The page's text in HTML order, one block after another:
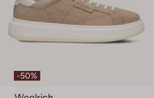
-50%